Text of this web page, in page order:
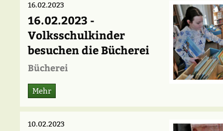
16.02.2023
16.02.2023 -
Volksschulkinder
besuchen die Bücherei
Bücherei
Mehr
10.02.2023